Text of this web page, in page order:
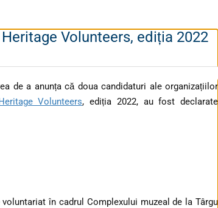
Volunteers, ediția 2022
de a anunța că doua candidaturi ale organizațiilor
Volunteers, ediția 2022, au fost declarate
în cadrul Complexului muzeal de la Târgu